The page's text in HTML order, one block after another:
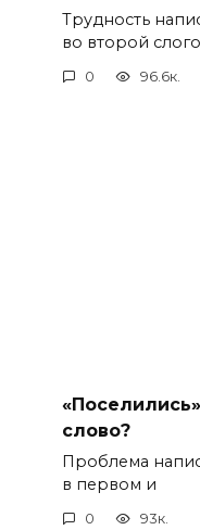
Трудность
во второй
0 96.6к.
слово?
Проблема
в первом и
0 93к.